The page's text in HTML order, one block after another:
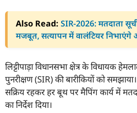
Also Read: SIR-2026: मतदाता
मजबूत, सत्यापन में वालंटियर
लिट्टीपाड़ा विधानसभा क्षेत्र के विधायक
पुनरीक्षण (SIR) की बारीकियों को समझाया।
सक्रिय रहकर हर बूथ पर मैपिंग कार्य में
का निर्देश दिया।